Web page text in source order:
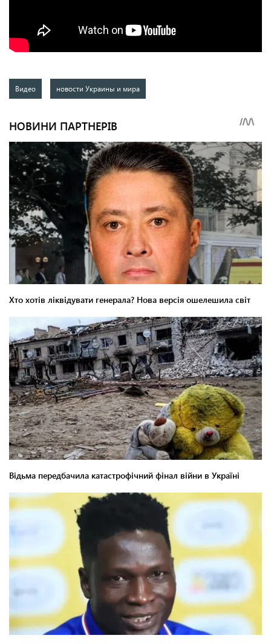
Видео новости Украины и мира